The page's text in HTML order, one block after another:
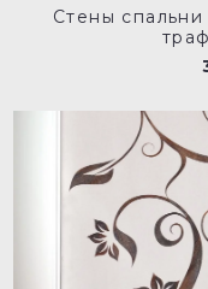
Стены